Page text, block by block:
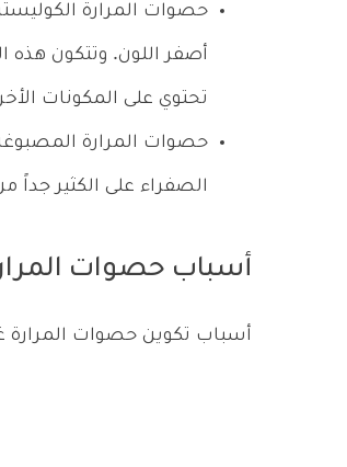
حصوات المرارة
أصفر اللون. وتتكون
تحتوي على المكونات
حصوات المرارة
الصفراء على الكثير جداً
أسباب حصوات
أسباب تكوين حصوات المرارة